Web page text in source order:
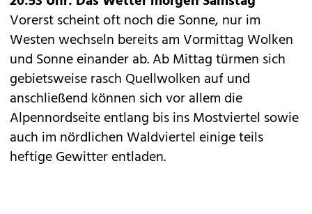
Vorerst scheint oft noch die Sonne, nur im
Westen wechseln bereits am Vormittag Wolken
und Sonne einander ab. Ab Mittag türmen sich
gebietsweise rasch Quellwolken auf und
anschließend können sich vor allem die
Alpennordseite entlang bis ins Mostviertel sowie
auch im nördlichen Waldviertel einige teils
heftige Gewitter entladen.